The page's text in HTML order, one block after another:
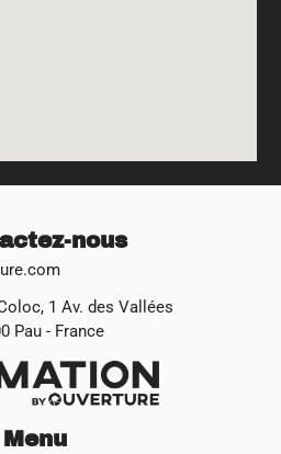
nous
1 Av. des Vallées
Pau - France
Menu